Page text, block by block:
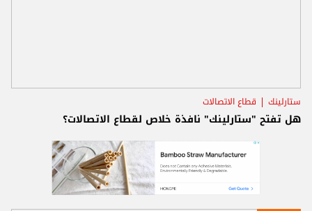
ستارلينك قطاع الاتصالات
هل تفتح "ستارلينك" نافذة خلاص لقطاع الاتصالات؟